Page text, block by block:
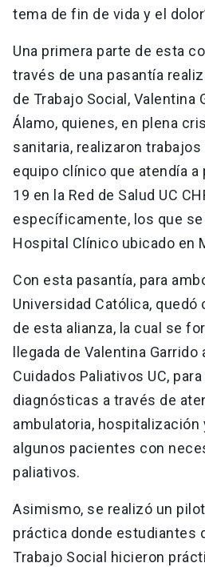
tema de fin de vida y el
Una primera parte de esta
través de una pasantía
de Trabajo Social, Valentina
Álamo, quienes, en plena
sanitaria, realizaron
equipo clínico que atendía a
19 en la Red de Salud UC
específicamente, los que se
Hospital Clínico ubicado en
Con esta pasantía, para
Universidad Católica, quedó
de esta alianza, la cual se
llegada de Valentina Garrido
Cuidados Paliativos UC,
diagnósticas a través de
ambulatoria, hospitalización
algunos pacientes con
paliativos.
Asimismo, se realizó un
práctica donde estudiantes
Trabajo Social hicieron